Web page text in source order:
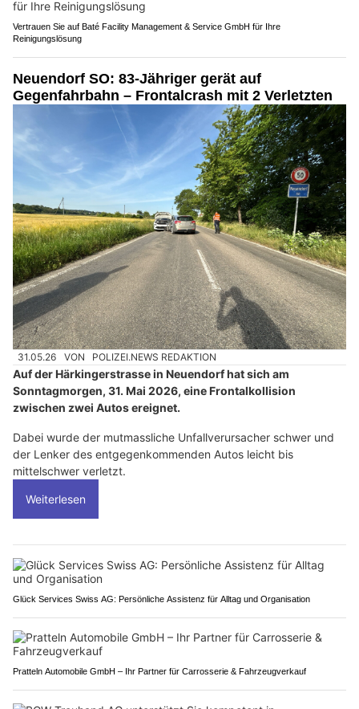
Vertrauen Sie auf Baté Facility Management & Service GmbH für Ihre
Reinigungslösung
Neuendorf SO: 83-Jähriger gerät auf
Gegenfahrbahn – Frontalcrash mit 2 Verletzten
31.05.26 VON POLIZEI.NEWS REDAKTION
Auf der Härkingerstrasse in Neuendorf hat sich am
Sonntagmorgen, 31. Mai 2026, eine Frontalkollision
zwischen zwei Autos ereignet.
Dabei wurde der mutmassliche Unfallverursacher schwer und
der Lenker des entgegenkommenden Autos leicht bis
mittelschwer verletzt.
Weiterlesen
Glück Services Swiss AG: Persönliche Assistenz für Alltag und Organisation
Pratteln Automobile GmbH – Ihr Partner für Carrosserie & Fahrzeugverkauf